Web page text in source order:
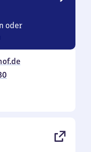
oder